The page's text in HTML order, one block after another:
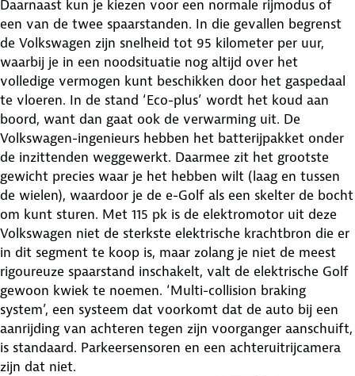
Daarnaast kun je kiezen voor een normale rijmodus of
een van de twee spaarstanden. In die gevallen begrenst
de Volkswagen zijn snelheid tot 95 kilometer per uur,
waarbij je in een noodsituatie nog altijd over het
volledige vermogen kunt beschikken door het gaspedaal
te vloeren. In de stand ‘Eco-plus’ wordt het koud aan
boord, want dan gaat ook de verwarming uit. De
Volkswagen-ingenieurs hebben het batterijpakket onder
de inzittenden weggewerkt. Daarmee zit het grootste
gewicht precies waar je het hebben wilt (laag en tussen
de wielen), waardoor je de e-Golf als een skelter de bocht
om kunt sturen. Met 115 pk is de elektromotor uit deze
Volkswagen niet de sterkste elektrische krachtbron die er
in dit segment te koop is, maar zolang je niet de meest
rigoureuze spaarstand inschakelt, valt de elektrische Golf
gewoon kwiek te noemen. ‘Multi-collision braking
system’, een systeem dat voorkomt dat de auto bij een
aanrijding van achteren tegen zijn voorganger aanschuift,
is standaard. Parkeersensoren en een achteruitrijcamera
zijn dat niet.